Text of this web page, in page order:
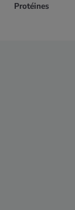
Protéines